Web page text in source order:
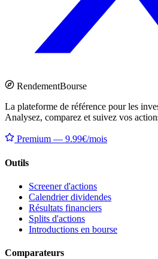
RendementBourse
La plateforme de référence pour les
Analysez, comparez et suivez vos
Premium — 9.99€/mois
Outils
Screener d'actions
Calendrier dividendes
Résultats financiers
Splits d'actions
Introductions en bourse
Comparateurs